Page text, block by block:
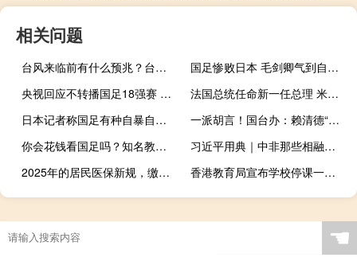
相关问题
台风来临前有什么预兆？台风天实用避险指南
国足惨败日本 毛剑卿气到自扇耳光
央视回应不转播国足18强赛 版权费用畸高，力争直播中国队场次
法国总统任命新一任总理 米歇尔·巴尼耶接任
日本记者称国足有种自暴自弃的感觉
一派胡言！国台办：赖清德“台独”言论暴露险恶用心
你会花钱看国足吗？知名教育博主张雪峰：反正我不会花钱找罪受
习近平用典｜中非那些相融相通的谚语典故
2025年的居民医保新规，缴费已涨到400元，哪些人能少缴或免缴？速戳了解
香港教育局宣布学校停课一天 应对台风\"摩羯\"来袭
☚